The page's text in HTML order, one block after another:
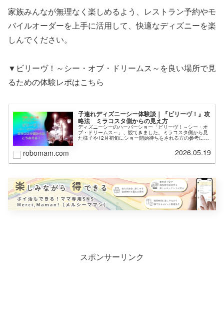
家族みんなが無理なく楽しめるよう、レストラン予約やモ
バイルオーダーを上手に活用して、快適なディズニーを楽
しんでください。
▼ビリーヴ！～シー・オブ・ドリームス～を良い場所で見
るための体験レポはこちら
子連れディズニーシー体験談｜『ビリーヴ！』攻
略法 ミラコスタ側からの見え方
ディズニーシーのハーバーショー「ビリーヴ！～シー・オ
ブ・ドリームス～」、観てきました。ミラコスタ側から見
た様子や12月初旬にショー開始待ちをされる方の参考にな
robomam.com 2026.05.19
スポンサーリンク